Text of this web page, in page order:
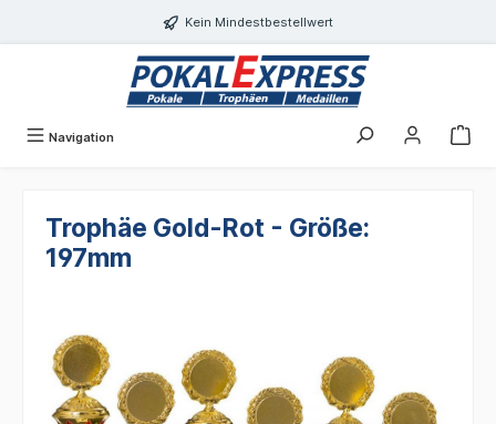
Kein Mindestbestellwert
Navigation
Trophäe Gold-Rot - Größe:
197mm
Bildergalerie überspringen